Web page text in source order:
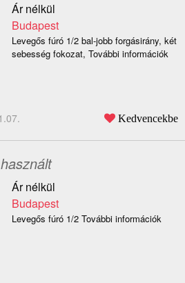
Ár nélkül
Budapest
Levegős fúró 1/2 bal-jobb forgásirány, két
sebesség fokozat, További információk
Kedvencekbe
Ár nélkül
Budapest
Levegős fúró 1/2 További információk